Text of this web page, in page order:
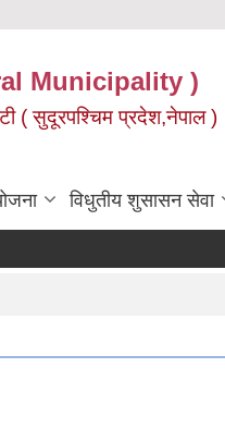
Municipality )
( सुदूरपश्चिम प्रदेश,नेपाल )
विधुतीय शुसासन सेवा